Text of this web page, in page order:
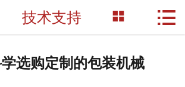
网站首页
技术支持  
选购定制的包装机械